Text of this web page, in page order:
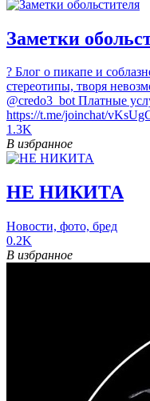
Заметки
? Блог о пикапе и
стереотипы, творя
@credo3_bot Платные
https://t.me/joinchat/
1.3K
В избранное
НЕ НИКИТА
Новости, фото, бред
0.2K
В избранное